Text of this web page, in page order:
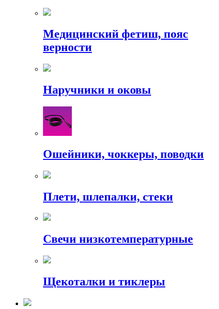
Медицинский фетиш, пояс
верности
Наручники и оковы
Ошейники, чоккеры, поводки
Плети, шлепалки, стеки
Свечи низкотемпературные
Щекоталки и тиклеры